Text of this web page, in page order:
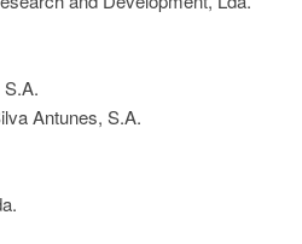
Antunes, S.A.